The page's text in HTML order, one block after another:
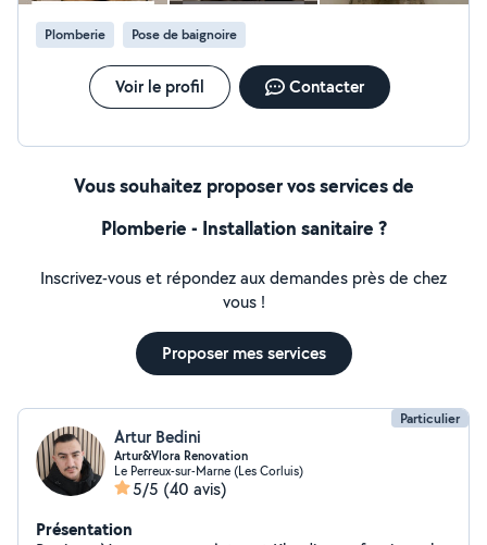
Plomberie Pose de baignoire
Voir le profil Contacter
Vous souhaitez proposer vos services de
Plomberie - Installation sanitaire ?
Inscrivez-vous et répondez aux demandes près de chez
vous !
Proposer mes services
Particulier
Artur Bedini
Artur&Vlora Renovation
Le Perreux-sur-Marne (Les Corluis)
5/5 (40 avis)
Présentation